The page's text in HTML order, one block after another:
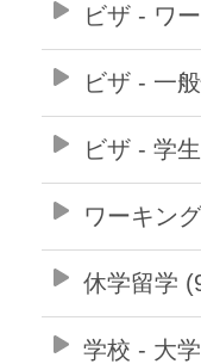
ビザ - ワ
ビザ - 一
ビザ - 学
ワーキン
休学留学
学校 - 大